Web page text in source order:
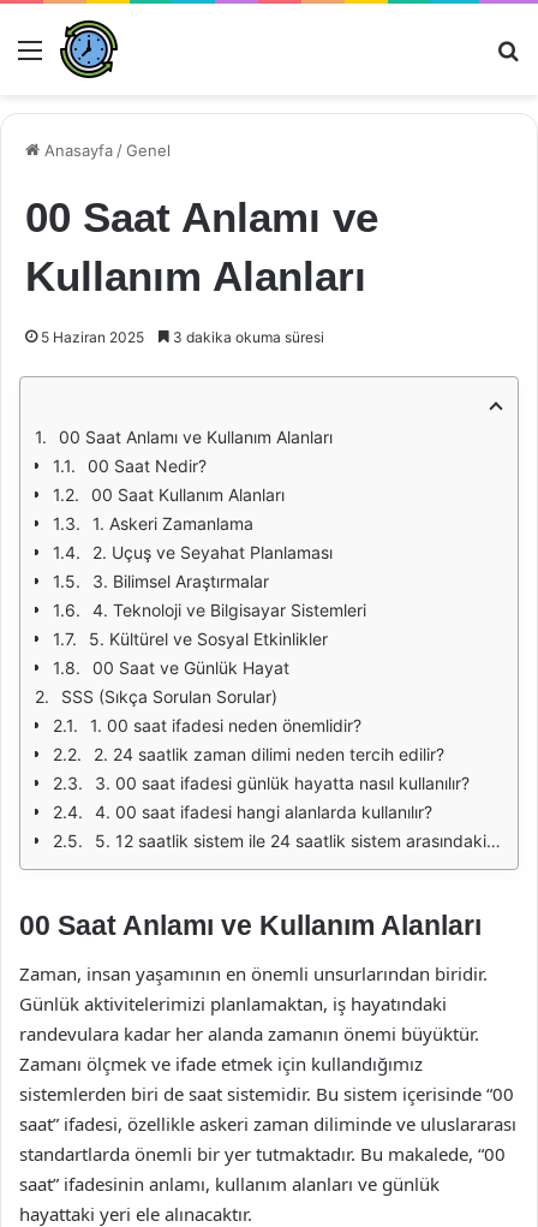
Menü
Anasayfa /Genel
00 Saat Anlamı ve
Kullanım Alanları
5 Haziran 2025 3 dakika okuma süresi
00 Saat Anlamı ve Kullanım Alanları
00 Saat Nedir?
00 Saat Kullanım Alanları
1. Askeri Zamanlama
2. Uçuş ve Seyahat Planlaması
3. Bilimsel Araştırmalar
4. Teknoloji ve Bilgisayar Sistemleri
5. Kültürel ve Sosyal Etkinlikler
00 Saat ve Günlük Hayat
SSS (Sıkça Sorulan Sorular)
1. 00 saat ifadesi neden önemlidir?
2. 24 saatlik zaman dilimi neden tercih edilir?
3. 00 saat ifadesi günlük hayatta nasıl kullanılır?
4. 00 saat ifadesi hangi alanlarda kullanılır?
5. 12 saatlik sistem ile 24 saatlik sistem arasındaki fark nedir?
00 Saat Anlamı ve Kullanım Alanları
Zaman, insan yaşamının en önemli unsurlarından biridir.
Günlük aktivitelerimizi planlamaktan, iş hayatındaki
randevulara kadar her alanda zamanın önemi büyüktür.
Zamanı ölçmek ve ifade etmek için kullandığımız
sistemlerden biri de saat sistemidir. Bu sistem içerisinde “00
saat” ifadesi, özellikle askeri zaman diliminde ve uluslararası
standartlarda önemli bir yer tutmaktadır. Bu makalede, “00
saat” ifadesinin anlamı, kullanım alanları ve günlük
hayattaki yeri ele alınacaktır.